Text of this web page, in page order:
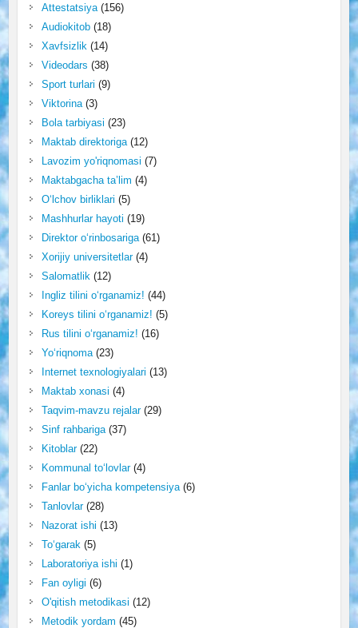
Attestatsiya(156)
Audiokitob(18)
Xavfsizlik (14)
Videodars (38)
Sport turlari (9)
Viktorina(3)
Bola tarbiyasi (23)
Maktab direktoriga(12)
Lavozim yo'riqnomasi (7)
Maktabgacha ta’lim (4)
O‘lchov birliklari (5)
Mashhurlar hayoti (19)
Direktor o‘rinbosariga(61)
Xorijiy universitetlar(4)
Salomatlik (12)
Ingliz tilini o‘rganamiz! (44)
Koreys tilini o‘rganamiz! (5)
Rus tilini o‘rganamiz! (16)
Yo‘riqnoma(23)
Internet texnologiyalari (13)
Maktab xonasi (4)
Taqvim-mavzu rejalar(29)
Sinf rahbariga(37)
Kitoblar(22)
Kommunal to‘lovlar(4)
Fanlar bo‘yicha kompetensiya(6)
Tanlovlar(28)
Nazorat ishi (13)
To‘garak (5)
Laboratoriya ishi (1)
Fan oyligi (6)
O'qitish metodikasi (12)
Metodik yordam (45)